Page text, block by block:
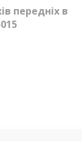
передніх в